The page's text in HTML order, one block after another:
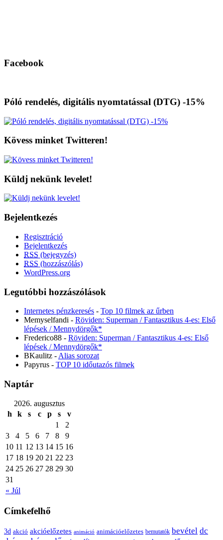
Facebook
Póló rendelés, digitális nyomtatással (DTG) -15%
Kövess minket Twitteren!
Küldj nekünk levelet!
Bejelentkezés
Regisztráció
Bejelentkezés
RSS (bejegyzés)
RSS (hozzászólás)
WordPress.org
Legutóbbi hozzászólások
Internetes pénzkeresés - Top 10 filmek az űrben
Memyselfandi - Röviden: Superman / Fantasztikus 4-es: Első
lépések / Mennydörgők*
Frederico88 - Röviden: Superman / Fantasztikus 4-es: Első
lépések / Mennydörgők*
BKaulitz - Alias sorozat
Papyrus - TOP 10 időutazós filmek
Naptár
2026. augusztus
h
k s c p s v
« Júl
1
2
3
4 5 6 7 8
9
10 11 12 13 14 15 16
17 18 19 20 21 22 23
24 25 26 27 28 29 30
31
Címkefelhő
3d akció akcióelőzetes animáció animációelőzetes bemutatók bevétel dc